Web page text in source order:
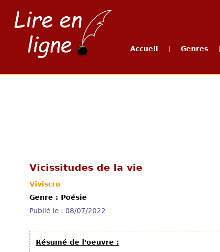
Accueil Genres
Vicissitudes de la vie
Viviscro
Genre : Poésie
Publié le : 08/07/2022
Résumé de l'oeuvre :